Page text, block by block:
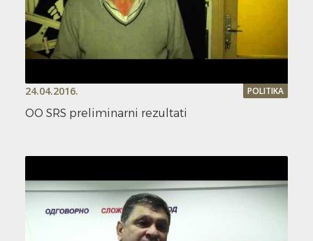
24.04.2016. POLITIKA
OO SRS preliminarni rezultati